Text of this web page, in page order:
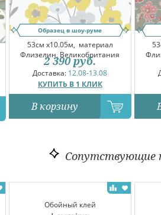
Образец в шоу-руме
53см x10.05м, материал
Флизелин, Великобритания
Доставка: 12.08-13.08
КУПИТЬ В 1 КЛИК
2 390 руб.
В корзину
Сопутствующие
Обойный клей